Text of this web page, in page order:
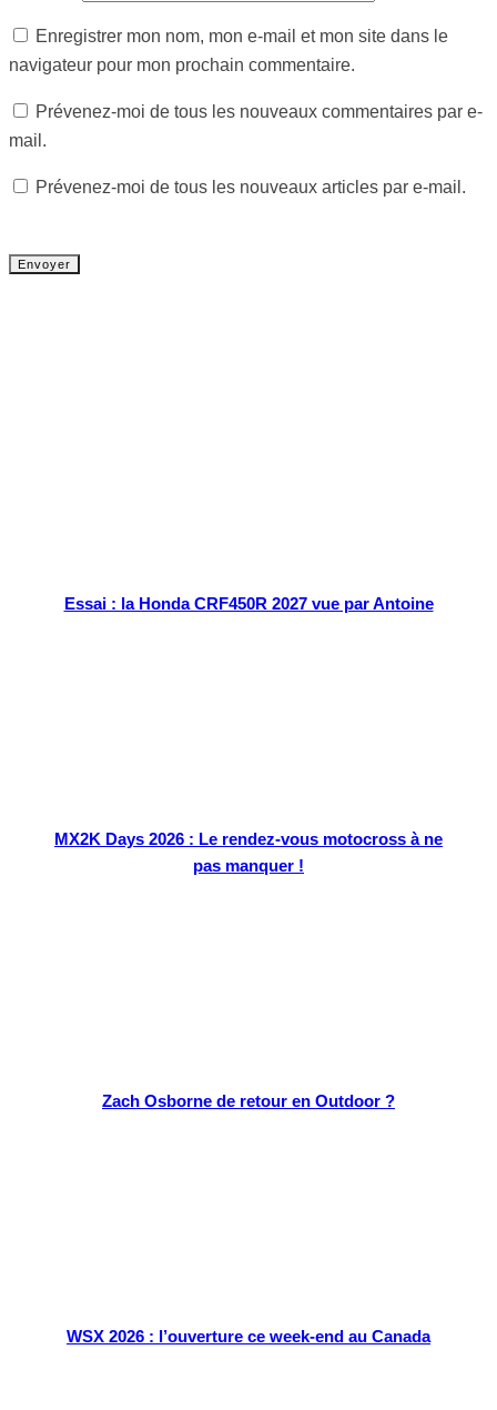
Enregistrer mon nom, mon e-mail et mon site dans le
navigateur pour mon prochain commentaire.
Prévenez-moi de tous les nouveaux commentaires par e-
mail.
Prévenez-moi de tous les nouveaux articles par e-mail.
Essai : la Honda CRF450R 2027 vue par Antoine
MX2K Days 2026 : Le rendez-vous motocross à ne
pas manquer !
Zach Osborne de retour en Outdoor ?
WSX 2026 : l’ouverture ce week-end au Canada